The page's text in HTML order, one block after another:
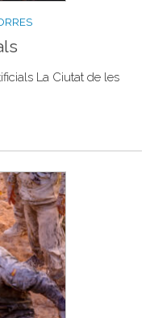
La Ciutat de les